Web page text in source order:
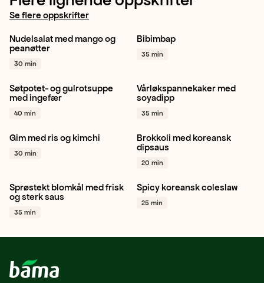
Se flere oppskrifter
Gulrot
Paprika rød
Nudelsalat med mango og
peanøtter
30 min
Vårløk
Gulrot
Bibimbap
35 min
Søtpotet Gulrot
Gul løk
Søtpotet- og gulrotsuppe
med ingefær
40 min
Vårløk Hvitløk
Koriander
Vårløkspannekaker med
soyadipp
35 min
Ingefær Kinakål
Chili
+ 1
Gim med ris og kimchi
30 min
Brokkoli Lime
Vårløk
Brokkoli med koreansk
dipsaus
20 min
Blomkål Vårløk
Ingefær
Sprøstekt blomkål med frisk
og sterk saus
35 min
Hodekål Gulrot
Vårløk
+ 1
Spicy koreansk coleslaw
25 min